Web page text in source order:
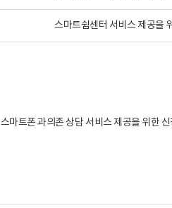
스마트쉼센터 서비스 제공을
스마트폰 과의존 상담 서비스 제공을 위한